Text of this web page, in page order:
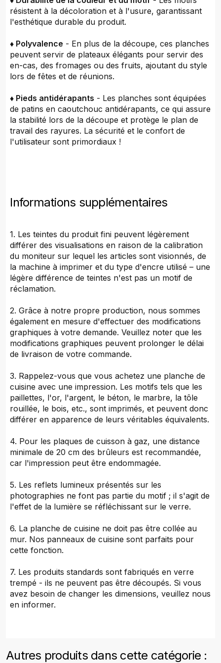
résistent à la décoloration et à l'usure, garantissant
l'esthétique durable du produit.
♦ Polyvalence - En plus de la découpe, ces planches
peuvent servir de plateaux élégants pour servir des
en-cas, des fromages ou des fruits, ajoutant du style
lors de fêtes et de réunions.
♦ Pieds antidérapants - Les planches sont équipées
de patins en caoutchouc antidérapants, ce qui assure
la stabilité lors de la découpe et protège le plan de
travail des rayures. La sécurité et le confort de
l'utilisateur sont primordiaux !
Informations supplémentaires
1. Les teintes du produit fini peuvent légèrement
différer des visualisations en raison de la calibration
du moniteur sur lequel les articles sont visionnés, de
la machine à imprimer et du type d'encre utilisé – une
légère différence de teintes n'est pas un motif de
réclamation.
2. Grâce à notre propre production, nous sommes
également en mesure d'effectuer des modifications
graphiques à votre demande. Veuillez noter que les
modifications graphiques peuvent prolonger le délai
de livraison de votre commande.
3. Rappelez-vous que vous achetez une planche de
cuisine avec une impression. Les motifs tels que les
paillettes, l'or, l'argent, le béton, le marbre, la tôle
rouillée, le bois, etc., sont imprimés, et peuvent donc
différer en apparence de leurs véritables équivalents.
4. Pour les plaques de cuisson à gaz, une distance
minimale de 20 cm des brûleurs est recommandée,
car l'impression peut être endommagée.
5. Les reflets lumineux présentés sur les
photographies ne font pas partie du motif ; il s'agit de
l'effet de la lumière se réfléchissant sur le verre.
6. La planche de cuisine ne doit pas être collée au
mur. Nos panneaux de cuisine sont parfaits pour
cette fonction.
7. Les produits standards sont fabriqués en verre
trempé - ils ne peuvent pas être découpés. Si vous
avez besoin de changer les dimensions, veuillez nous
en informer.
Autres produits dans cette catégorie :